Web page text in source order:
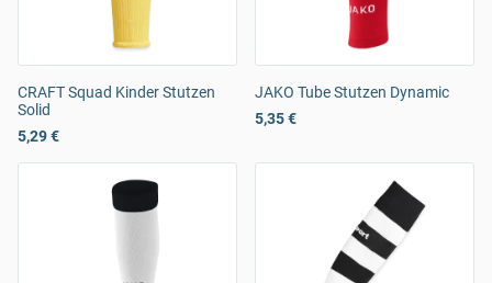
CRAFT Squad Kinder Stutzen
Solid
5,29 €
JAKO Tube Stutzen Dynamic
5,35 €